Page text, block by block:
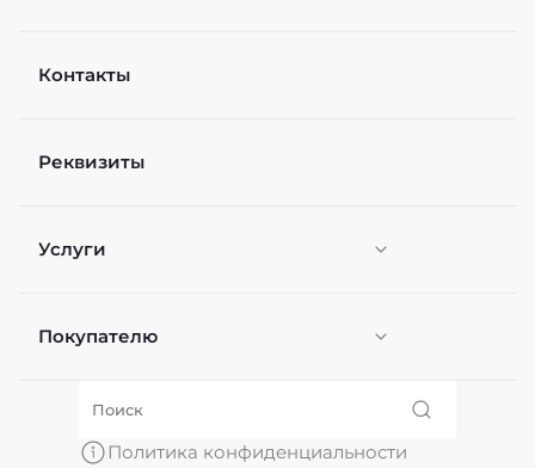
Контакты
Реквизиты
Услуги
Персонификация
Покупателю
О нас
Политика конфиденциальности